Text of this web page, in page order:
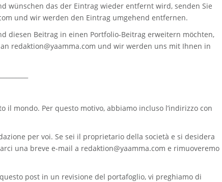
wünschen das der Eintrag wieder entfernt wird, senden Sie
und wir werden den Eintrag umgehend entfernen.
diesen Beitrag in einen Portfolio-Beitrag erweitern möchten,
redaktion@yaamma.com und wir werden uns mit Ihnen in
mondo. Per questo motivo, abbiamo incluso l’indirizzo con
per voi. Se sei il proprietario della società e si desidera
una breve e-mail a redaktion@yaamma.com e rimuoveremo
post in un revisione del portafoglio, vi preghiamo di